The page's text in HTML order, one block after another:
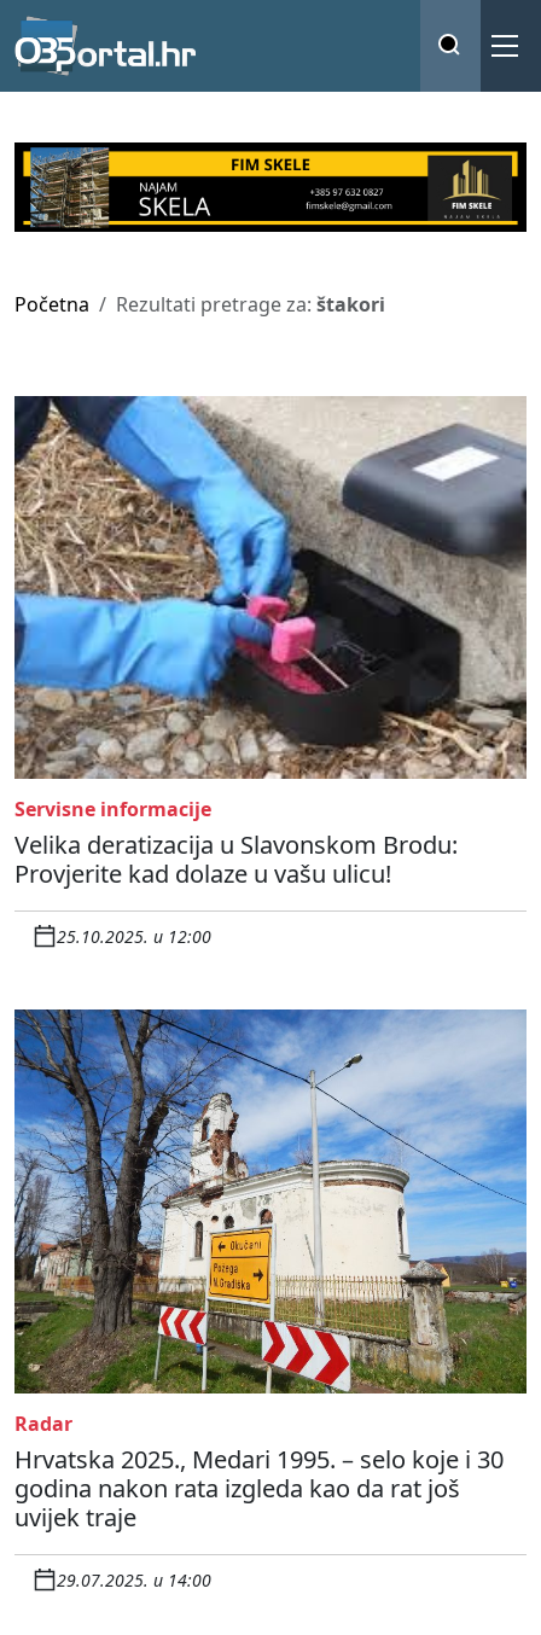
Početna Rezultati pretrage za: štakori
Servisne informacije
Velika deratizacija u Slavonskom Brodu:
Provjerite kad dolaze u vašu ulicu!
25.10.2025. u 12:00
Radar
Hrvatska 2025., Medari 1995. – selo koje i 30
godina nakon rata izgleda kao da rat još
uvijek traje
29.07.2025. u 14:00